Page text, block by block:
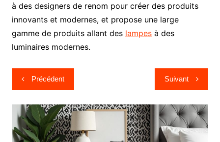
à des designers de renom pour créer des produits
innovants et modernes, et propose une large
gamme de produits allant des lampesà des
luminaires modernes.
Navigation
de
l’article
Précédent Suivant